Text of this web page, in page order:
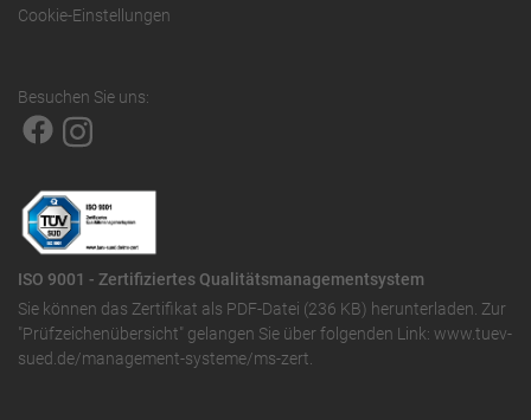
Cookie-Einstellungen
Besuchen Sie uns:
ISO 9001 - Zertifiziertes Qualitätsmanagementsystem
Sie können das Zertifikat als PDF-Datei (236 KB) herunterladen. Zur
"Prüfzeichenübersicht" gelangen Sie über folgenden Link: www.tuev-
sued.de/management-systeme/ms-zert